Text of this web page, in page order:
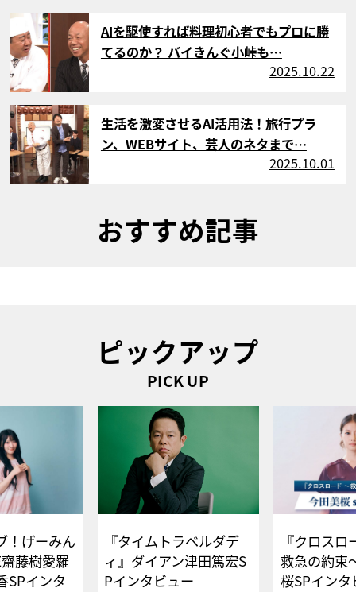
サムネイル
AIを駆使すれば料理初心者でもプロに勝
てるのか？ バイきんぐ小峠も…
2025.10.22
サムネイル
生活を激変させるAI活用法！旅行プラ
ン、WEBサイト、芸人のネタまで…
2025.10.01
おすすめ記事
ピックアップ
PICK UP
！げーみん
藤樹愛羅
SPインタ
『タイムトラベルダデ
ィ』ダイアン津田篤宏S
Pインタビュー
『クロス
救急の約束
桜SPイ